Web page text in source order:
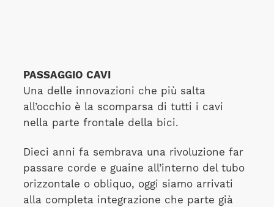
PASSAGGIO CAVI
Una delle innovazioni che più salta
all’occhio è la scomparsa di tutti i cavi
nella parte frontale della bici.
Dieci anni fa sembrava una rivoluzione far
passare corde e guaine all’interno del tubo
orizzontale o obliquo, oggi siamo arrivati
alla completa integrazione che parte già